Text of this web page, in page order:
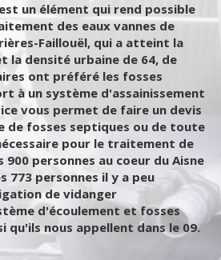
un élément qui rend possible
des eaux vannes de
Faillouël, qui a atteint la
la densité urbaine de 64, de
ont préféré les fosses
à un système d'assainissement
vous permet de faire un devis
de fosses septiques ou de toute
pour le traitement de
900 personnes au coeur du Aisne
773 personnes il y a peu
de vidanger
d'écoulement et fosses
qu'ils nous appellent dans le 09.